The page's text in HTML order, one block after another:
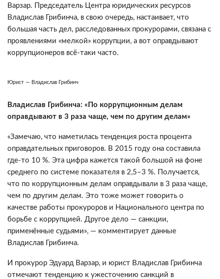
Варзар. Председатель Центра юридических ресурсов
Владислав Грибинча, в свою очередь, настаивает, что
большая часть дел, расследованных прокурорами, связана с
проявлениями «мелкой» коррупции, а вот оправдывают
коррупционеров всё-таки часто.
Юрист — Владислав Грибинч
Владислав Грибинча: «По коррупционным делам
оправдывают в 3 раза чаще, чем по другим делам»
«Замечаю, что наметилась тенденция роста процента
оправдательных приговоров. В 2015 году она составила
где-то 10 %. Эта цифра кажется такой большой на фоне
среднего по системе показателя в 2,5–3 %. Получается,
что по коррупционным делам оправдывали в 3 раза чаще,
чем по другим делам. Это тоже может говорить о
качестве работы прокуроров и Национального центра по
борьбе с коррупцией. Другое дело — санкции,
применённые судьями», — комментирует данные
Владислав Грибинча.
И прокурор Эдуард Варзар, и юрист Владислав Грибинча
отмечают тенденцию к ужесточению санкций в